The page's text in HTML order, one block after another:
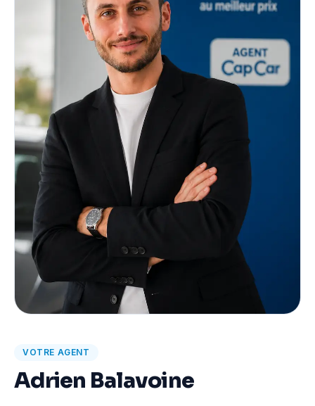
VOTRE AGENT
Adrien Balavoine